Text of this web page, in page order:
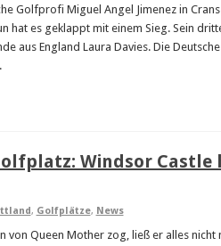
Golfprofi Miguel Angel Jimenez in
hat es geklappt mit einem Sieg. Sein
aus England Laura Davies. Die
Windsor Castle
, Golfplätze, News
von Queen Mother zog, ließ er alles